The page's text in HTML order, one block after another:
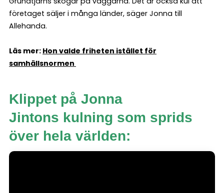
företaget säljer i många länder, säger Jonna till
Allehanda.
Läs mer: Hon valde friheten istället för
samhällsnormen
Klippet på Jonna
Jintons kulning som sprids
över hela världen: